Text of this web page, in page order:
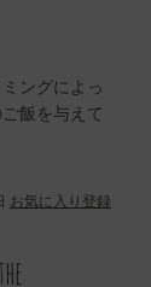
ングによっ
飯を与えて
お気に入り登録